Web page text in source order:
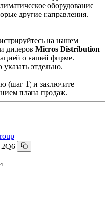
оборудование
другие направления.
на нашем
дилеров Micros Distribution
о вашей фирме.
отдельно.
(шаг 1) и заключите
плана продаж.